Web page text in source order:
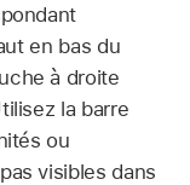
en bas du
à droite
la barre
ou
visibles dans